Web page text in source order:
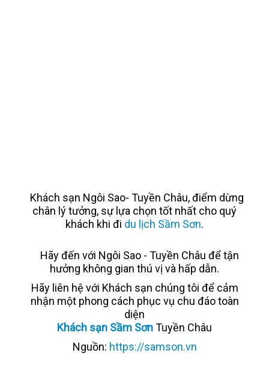
Khách sạn Ngôi Sao- Tuyền Châu, điểm dừng
chân lý tưởng, sự lựa chọn tốt nhất cho quý
khách khi đi du lịch Sầm Sơn.
Hãy đến với Ngôi Sao - Tuyền Châu để tận
hưởng không gian thú vị và hấp dẫn.
Hãy liên hệ với Khách sạn chúng tôi để cảm
nhận một phong cách phục vụ chu đáo toàn
diện
Khách sạn Sầm SơnTuyền Châu
Nguồn: https://samson.vn